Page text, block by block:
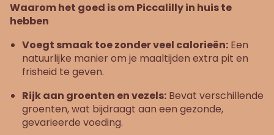
Waarom het goed is om Piccalilly in huis te
hebben
Voegt smaak toe zonder veel calorieën: Een
natuurlijke manier om je maaltijden extra pit en
frisheid te geven.
Rijk aan groenten en vezels: Bevat verschillende
groenten, wat bijdraagt aan een gezonde,
gevarieerde voeding.